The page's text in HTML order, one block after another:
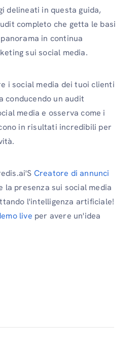
delineati in questa guida,
completo che getta le basi
in continua
sui social media.
i social media dei tuoi clienti
conducendo un audit
media e osserva come i
in risultati incredibili per
Creatore di annunci
la presenza sui social media
l'intelligenza artificiale!
live per avere un'idea